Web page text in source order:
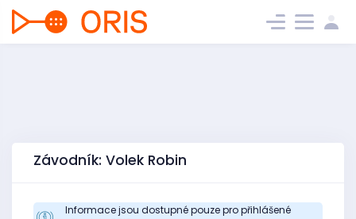
Závodník: Volek Robin
Informace jsou dostupné pouze pro přihlášené